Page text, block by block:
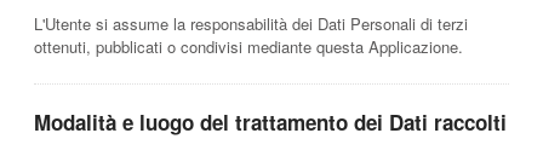
L'Utente si assume la responsabilità dei Dati Personali di terzi
ottenuti, pubblicati o condivisi mediante questa Applicazione.
Modalità e luogo del trattamento dei Dati raccolti